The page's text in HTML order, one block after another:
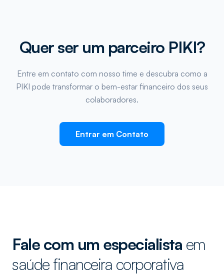
Quer ser um parceiro PIKI?
Entre em contato com nosso time e descubra como a
PIKI pode transformar o bem-estar financeiro dos seus
colaboradores.
Entrar em Contato
Fale com um especialista em
saúde financeira corporativa